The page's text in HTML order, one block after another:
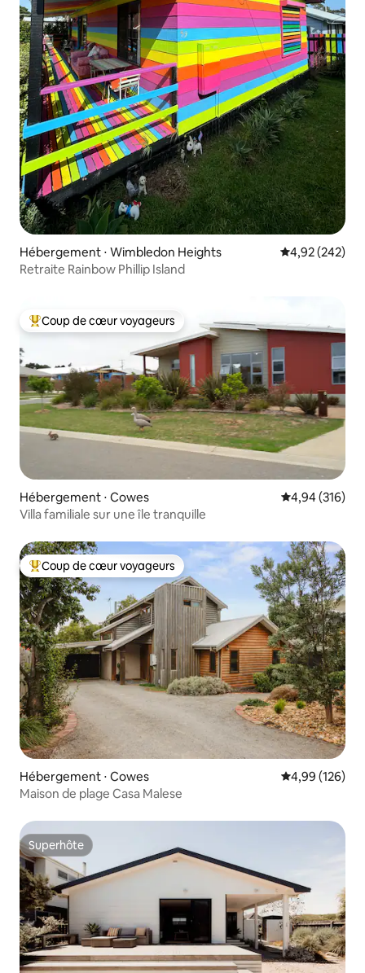
Hébergement ⋅ Wimbledon Heights Évaluation
4,92 (242)
Retraite Rainbow Phillip Island
Coups de cœur voyageurs les plus appréciés
Coup de cœur voyageurs
Hébergement ⋅ Cowes Évaluation
4,94 (316)
Villa familiale sur une île tranquille
Coups de cœur voyageurs les plus appréciés
Coup de cœur voyageurs
Hébergement ⋅ Cowes Évaluation
4,99 (126)
Maison de plage Casa Malese
Superhôte
Superhôte